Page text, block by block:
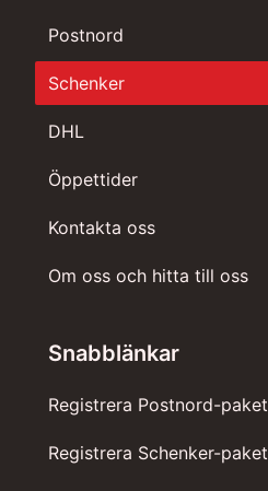
Postnord
Schenker
DHL
Öppettider
Kontakta oss
Om oss och hitta till oss
Snabblänkar
Registrera Postnord-paket
Registrera Schenker-paket